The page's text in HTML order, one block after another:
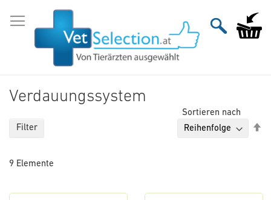
Inhalt
springen
Mein
Verdauungssystem
9 Elemente
Sortieren nach
Filter